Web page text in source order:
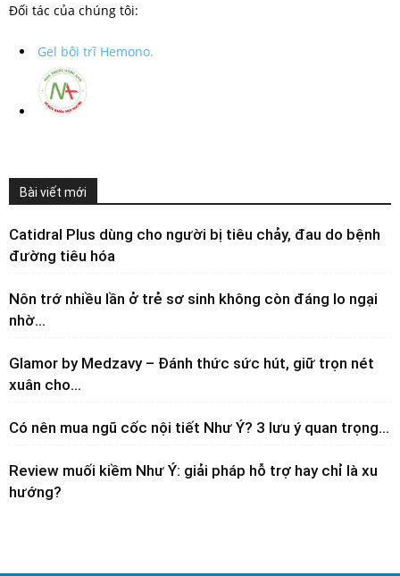
Đối tác của chúng tôi:
Gel bôi trĩ Hemono.
Bài viết mới
Catidral Plus dùng cho người bị tiêu chảy, đau do bệnh
đường tiêu hóa
Nôn trớ nhiều lần ở trẻ sơ sinh không còn đáng lo ngại
nhờ...
Glamor by Medzavy – Đánh thức sức hút, giữ trọn nét
xuân cho...
Có nên mua ngũ cốc nội tiết Như Ý? 3 lưu ý quan trọng...
Review muối kiềm Như Ý: giải pháp hỗ trợ hay chỉ là xu
hướng?